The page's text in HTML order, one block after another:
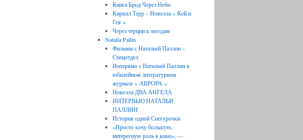
Книга Брод Через Небо
Кирилл Терр – Новелла « Кей и
Гея »
Через терции к звездам
Natalia Pallin
Фильмы с Натальей Паллин –
Спецотдел
Интервью с Натальей Паллин в
юбилейном литературном
журнале « АВРОРА »
Новелла ДВА АНГЕЛА
ИНТЕРВЬЮ НАТАЛЬИ
ПАЛЛИН
История одной Снегурочки
«Просто хочу большую,
интересную роль в кино», —